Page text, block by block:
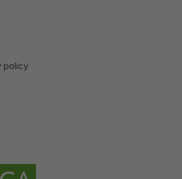
policy